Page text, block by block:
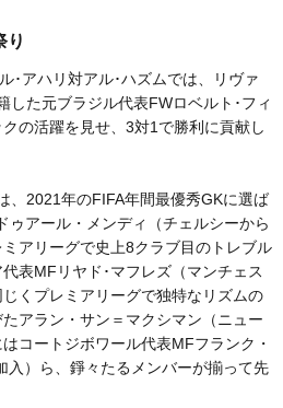
り
･アハリ対アル･ハズムでは、リヴァ
した元ブラジル代表FWロベルト･フィ
の活躍を見せ、3対1で勝利に貢献し
、2021年のFIFA年間最優秀GKに選ば
ゥアール・メンディ（チェルシーから
アリーグで史上8クラブ目のトレブル
表MFリヤド･マフレズ（マンチェス
くプレミアリーグで独特なリズムの
アラン・サン＝マクシマン（ニュー
コートジボワール代表MFフランク・
入）ら、錚々たるメンバーが揃って先